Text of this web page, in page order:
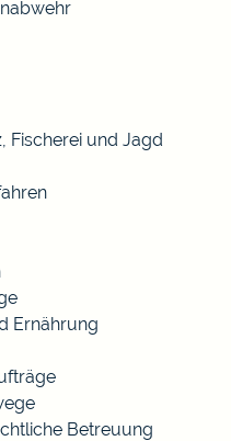
Fischerei und Jagd
Ernährung
Betreuung